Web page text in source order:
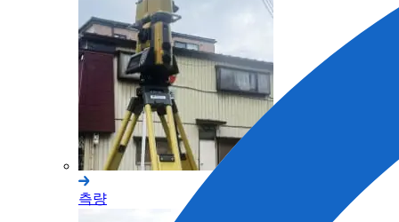
측량